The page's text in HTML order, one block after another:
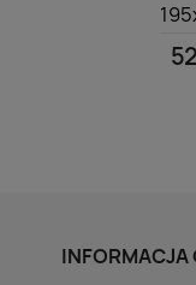
INFORMACJA